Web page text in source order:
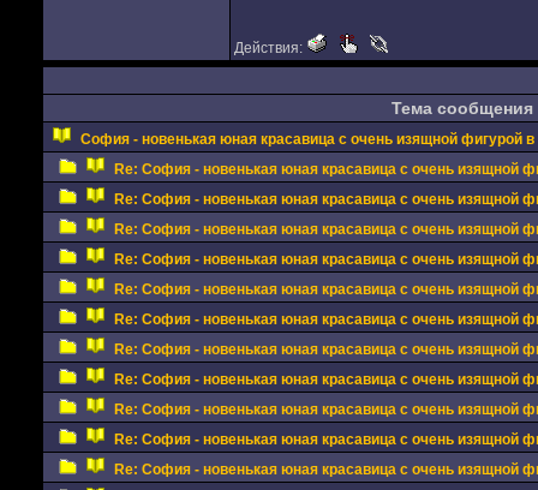
Действия:
Тема сообщения
София - новенькая юная красавица с очень изящной фигурой в
Re: София - новенькая юная красавица с очень изящной
Re: София - новенькая юная красавица с очень изящной
Re: София - новенькая юная красавица с очень изящной
Re: София - новенькая юная красавица с очень изящной
Re: София - новенькая юная красавица с очень изящной
Re: София - новенькая юная красавица с очень изящной
Re: София - новенькая юная красавица с очень изящной
Re: София - новенькая юная красавица с очень изящной
Re: София - новенькая юная красавица с очень изящной
Re: София - новенькая юная красавица с очень изящной
Re: София - новенькая юная красавица с очень изящной